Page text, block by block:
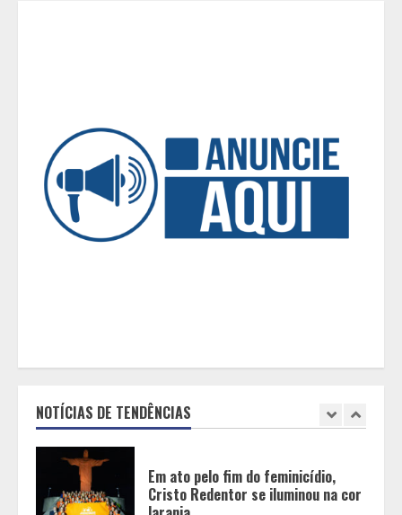
NOTÍCIAS DE TENDÊNCIAS
5
de vestuário, lista reúne diversas
opções para presentear neste Dia
dos Pais
2
A ordem dos alimentos importa.
Mas nem sempre da mesma forma